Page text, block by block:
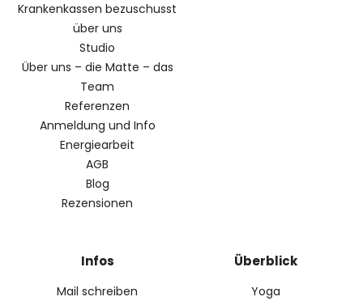
Krankenkassen bezuschusst
über uns
Studio
Über uns – die Matte – das
Team
Referenzen
Anmeldung und Info
Energiearbeit
AGB
Blog
Rezensionen
Infos
Mail schreiben
Überblick
Yoga